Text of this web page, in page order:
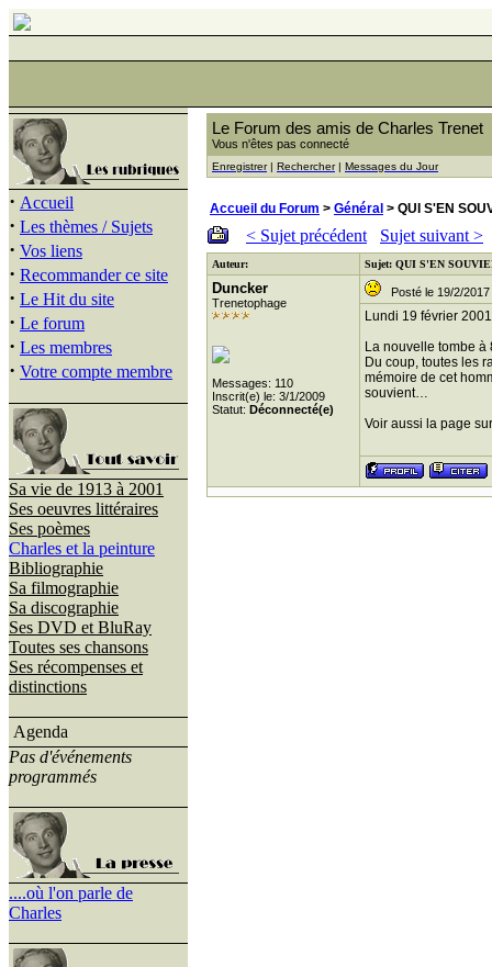
· Accueil
· Les thèmes / Sujets
· Vos liens
· Recommander ce site
· Le Hit du site
· Le forum
· Les membres
· Votre compte membre
Sa vie de 1913 à 2001
Ses oeuvres littéraires
Ses poèmes
Charles et la peinture
Bibliographie
Sa filmographie
Sa discographie
Ses DVD et BluRay
Toutes ses chansons
Ses récompenses et
distinctions
Agenda
Pas d'événements
programmés
....où l'on parle de
Charles
Le Forum des amis de Charles Trenet
Vous n'êtes pas connecté
Enregistrer| Rechercher| Messages du Jour
Accueil du Forum > Général > QUI S'EN
< Sujet précédent Sujet suivant >
Auteur: Sujet: QUI S'EN
Duncker
Trenetophage
Messages: 110
Inscrit(e) le: 3/1/2009
Statut: Déconnecté(e)
Posté le 19/2/2017
Lundi 19 février 2001
La nouvelle tombe à
Du coup, toutes les
mémoire de cet
souvient…
Voir aussi la page